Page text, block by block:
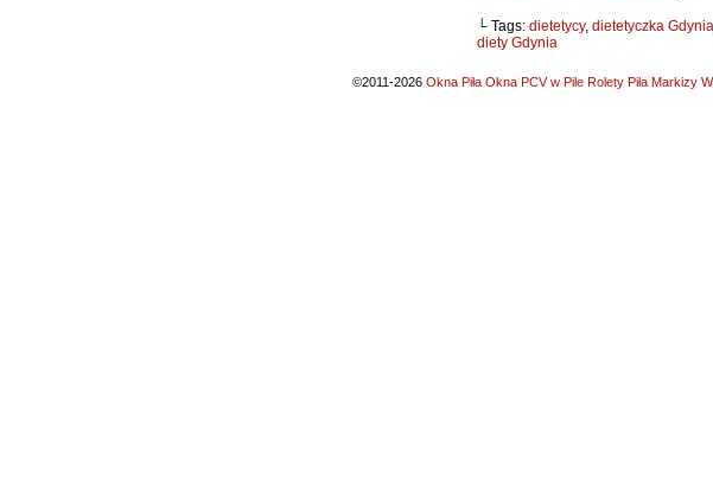
└ Tags: dietetycy, dietetyczka Gdynia
diety Gdynia
©2011-2026 Okna Piła Okna PCV w Pile Rolety Piła Markizy